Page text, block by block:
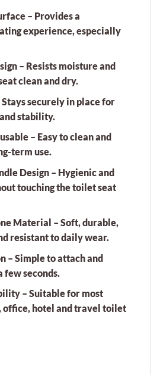
– Provides a
experience, especially
– Resists moisture and
clean and dry.
securely in place for
stability.
– Easy to clean and
term use.
Design– Hygienic and
touching the toilet seat
Material – Soft, durable,
resistant to daily wear.
– Simple to attach and
few seconds.
– Suitable for most
office, hotel and travel toilet